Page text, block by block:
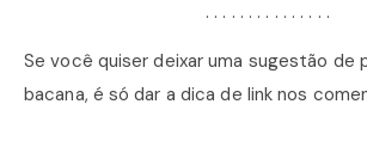
. . . . . . . . . . . . . . .
Se você quiser deixar uma sugestão
bacana, é só dar a dica de link nos